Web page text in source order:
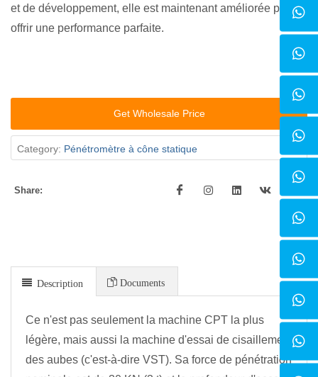
et de développement, elle est maintenant améliorée pour
offrir une performance parfaite.
Get Wholesale Price
Category: Pénétromètre à cône statique
Share:
Description Documents
Ce n'est pas seulement la machine CPT la plus
légère, mais aussi la machine d'essai de cisaillement
des aubes (c'est-à-dire VST). Sa force de pénétration